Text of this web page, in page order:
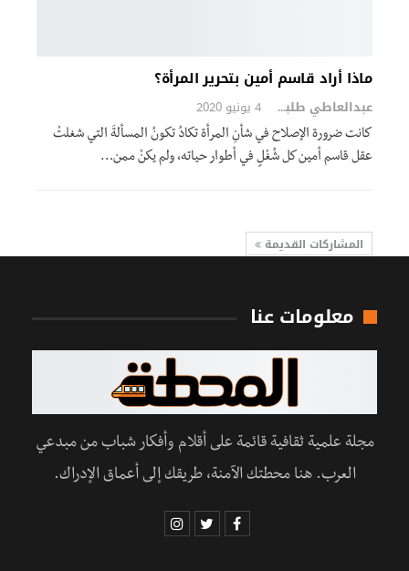
ماذا أراد قاسم أمين بتحرير المرأة؟
عبدالعاطي طلبة 4 يونيو 2020
كانت ضرورة الإصلاح في شأنِ المرأة تكادُ تكونُ المسألةَ التي شغلتْ
عقل قاسم أمين كل شُغْلٍ في أطوار حياته، ولم يكنْ ممن…
المشاركات القديمة
معلومات عنا
مجلة علمية ثقافية قائمة على أقلام وأفكار شباب من مبدعي
العرب. هنا محطتك الآمنة، طريقك إلى أعماق الإدراك.